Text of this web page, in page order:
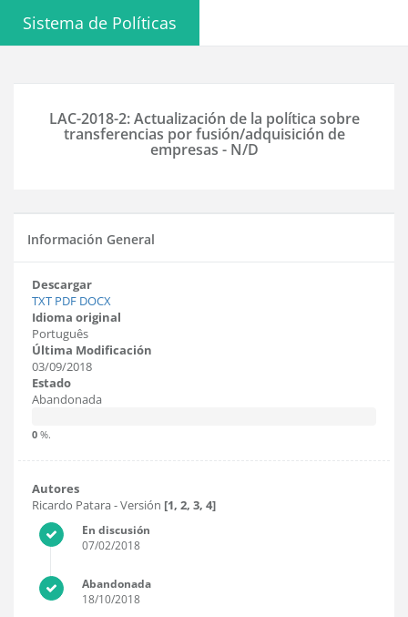
Sistema de Políticas
LAC-2018-2: Actualización de la política sobre
transferencias por fusión/adquisición de
empresas - N/D
Información General
Descargar
TXT PDF DOCX
Idioma original
Português
Última Modificación
03/09/2018
Estado
Abandonada
0 %.
Autores
Ricardo Patara- Versión [1, 2, 3, 4]
En discusión
07/02/2018
Abandonada
18/10/2018